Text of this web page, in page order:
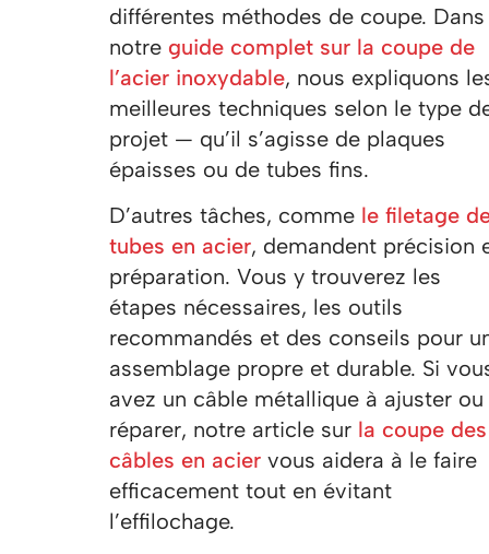
différentes méthodes de coupe. Dans
notre guide complet sur la coupe de
l’acier inoxydable, nous expliquons
meilleures techniques selon le type
projet — qu’il s’agisse de plaques
épaisses ou de tubes fins.
D’autres tâches, comme le filetage
tubes en acier, demandent précision
préparation. Vous y trouverez les
étapes nécessaires, les outils
recommandés et des conseils pour
assemblage propre et durable. Si
avez un câble métallique à ajuster ou
réparer, notre article sur la coupe des
câbles en acier vous aidera à le faire
efficacement tout en évitant
l’effilochage.